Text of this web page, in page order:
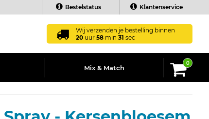
Bestelstatus Klantenservice
Wij verzenden je bestelling binnen
20 uur58 min31 sec
Mix & Match
0